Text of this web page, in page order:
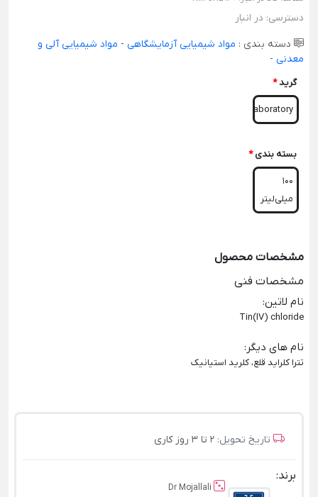
دسترسی: در انبار
دسته بندی : مواد شیمیایی آزمایشگاهی - مواد شیمیایی آلی و
معدنی -
گرید*
Laboratory
بسته بندی *
100
میلی‌لیتر
مشخصات محصول
مشخصات فنی
نام لاتین:
Tin(IV) chloride
نام های دیگر :
تترا کلراید قلع، کلرید استیانیک
تاریخ تحویل: 2 تا 3 روز کاری
برند:
Dr Mojallali